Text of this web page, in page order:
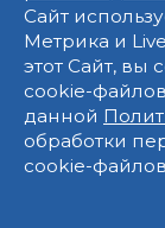
Сайт
Метрика и
этот Сайт, вы
cookie-
данной
обработки
cookie-